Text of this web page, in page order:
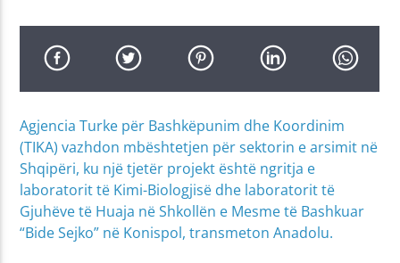
Agjencia Turke për Bashkëpunim dhe Koordinim
(TIKA) vazhdon mbështetjen për sektorin e arsimit në
Shqipëri, ku një tjetër projekt është ngritja e
laboratorit të Kimi-Biologjisë dhe laboratorit të
Gjuhëve të Huaja në Shkollën e Mesme të Bashkuar
“Bide Sejko” në Konispol, transmeton Anadolu.